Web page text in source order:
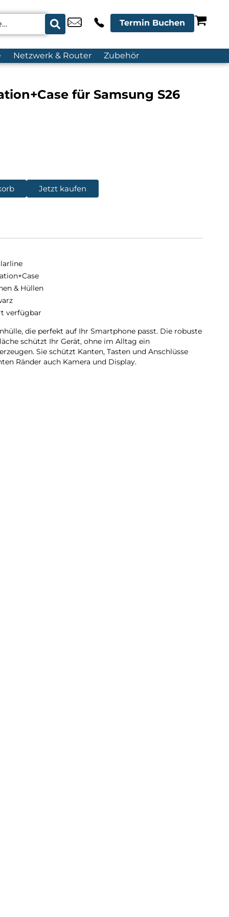
Termin Buchen
Netzwerk & Router Zubehör
für Samsung S26
Jetzt kaufen
& Hüllen
verfügbar
die perfekt auf Ihr Smartphone passt. Die robuste
schützt Ihr Gerät, ohne im Alltag ein
Sie schützt Kanten, Tasten und Anschlüsse
Ränder auch Kamera und Display.